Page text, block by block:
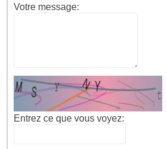
Votre message:
Entrez ce que vous voyez: